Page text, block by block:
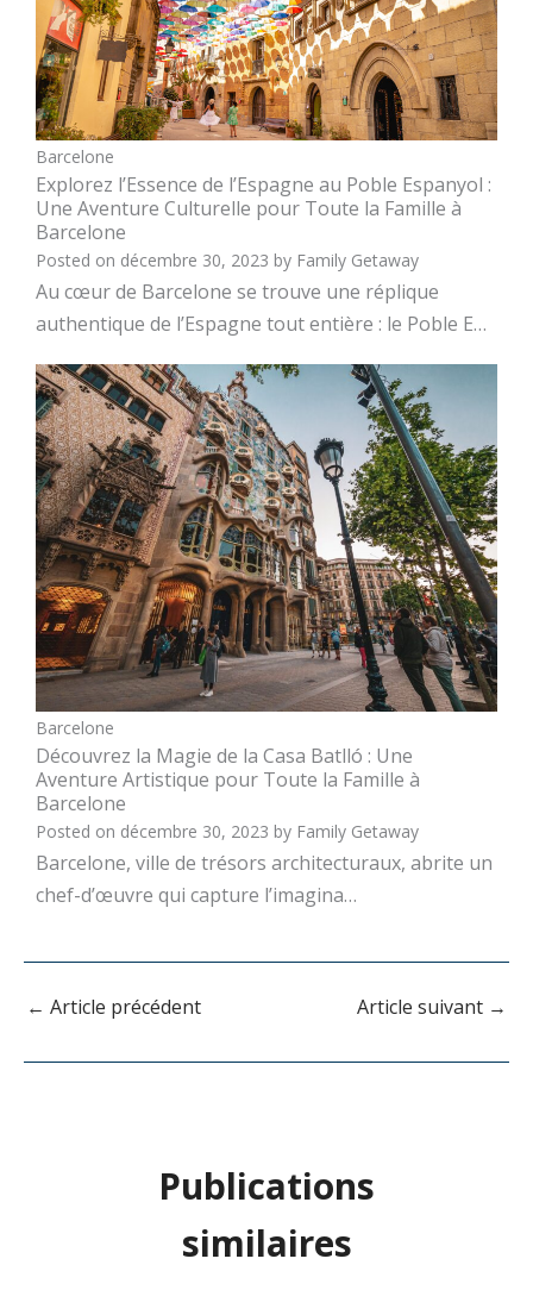
Barcelone
Explorez l’Essence de l’Espagne au Poble Espanyol :
Une Aventure Culturelle pour Toute la Famille à
Barcelone
Posted on décembre 30, 2023 by Family Getaway
Au cœur de Barcelone se trouve une réplique
authentique de l’Espagne tout entière : le Poble E…
Barcelone
Découvrez la Magie de la Casa Batlló : Une
Aventure Artistique pour Toute la Famille à
Barcelone
Posted on décembre 30, 2023 by Family Getaway
Barcelone, ville de trésors architecturaux, abrite un
chef-d’œuvre qui capture l’imagina…
← Article précédent Article suivant →
Publications
similaires